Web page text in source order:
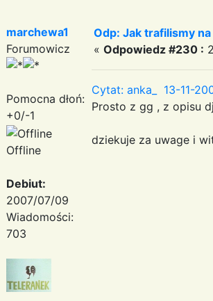
marchewa1
Forumowicz
Pomocna dłoń:
+0/-1
Offline
Debiut:
2007/07/09
Wiadomości:
703
Odp: Jak trafilismy
« Odpowiedz #230 :
Cytat: anka_ 13-11-
Prosto z gg , z opisu
dziekuje za uwage i